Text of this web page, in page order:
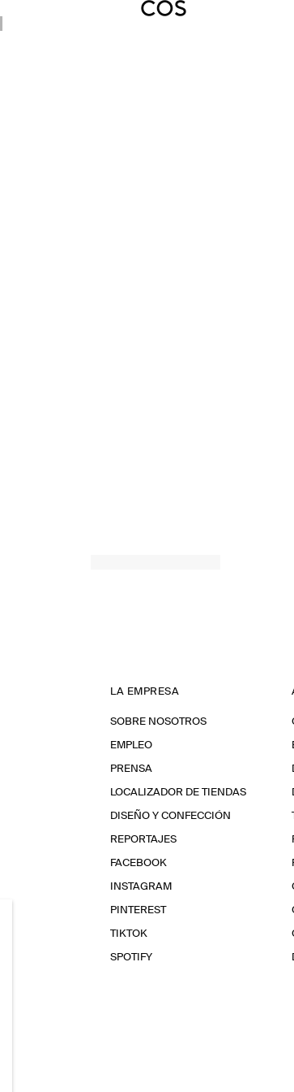
LA EMPRESA
SOBRE NOSOTROS
EMPLEO
PRENSA
LOCALIZADOR DE TIENDAS
DISEÑO Y CONFECCIÓN
REPORTAJES
FACEBOOK
INSTAGRAM
PINTEREST
TIKTOK
SPOTIFY